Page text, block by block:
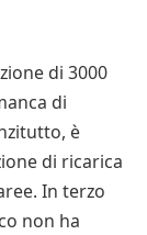
di 3000
di
è
di ricarica
In terzo
non ha